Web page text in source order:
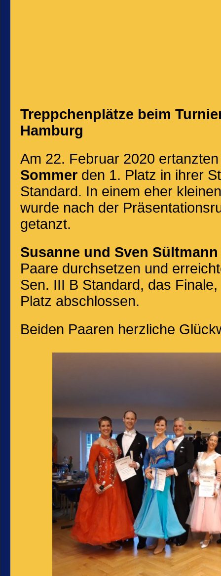
Treppchenplätze beim
Hamburg
Am 22. Februar 2020
Sommer den 1. Platz in ihrer
Standard. In einem eher
wurde nach der
getanzt.
Susanne und Sven Sültmann
Paare durchsetzen und
Sen. III B Standard, das
Platz abschlossen.
Beiden Paaren herzliche